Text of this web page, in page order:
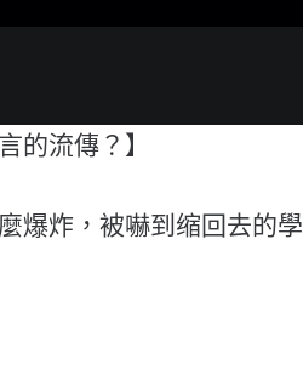
的流傳？】
爆炸，被嚇到缩回去的學